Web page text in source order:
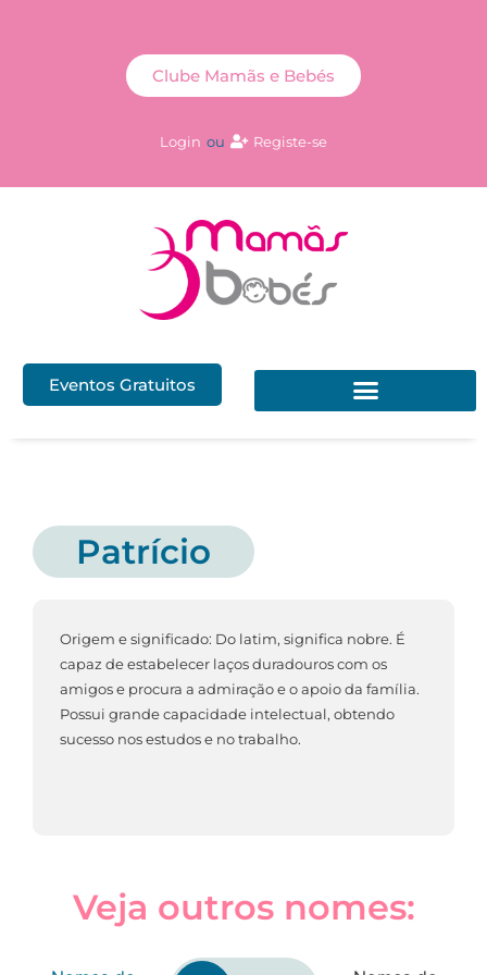
Login ou Registe-se
Clube Mamãs e Bebés
Eventos Gratuitos
Patrício
Origem e significado: Do latim, significa nobre. É
capaz de estabelecer laços duradouros com os
amigos e procura a admiração e o apoio da família.
Possui grande capacidade intelectual, obtendo
sucesso nos estudos e no trabalho.
Veja outros nomes: